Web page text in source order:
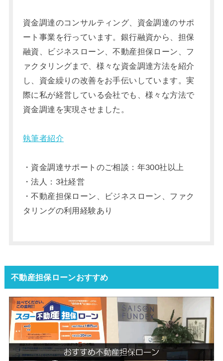
資金調達のコンサルティング、資金調達のサポ
ート事業を行っています。銀行融資から、担保
融資、ビジネスローン、不動産担保ローン、フ
ァクタリングまで、様々な資金調達方法を紹介
し、資金繰りの改善をお手伝いしています。実
際に私が経営している会社でも、様々な方法で
資金調達を実現させました。
執筆者紹介
・資金調達サポートのご相談：年300社以上
・法人：3社経営
・不動産担保ローン、ビジネスローン、ファク
タリングの利用経験あり
不動産担保ローンおすすめ